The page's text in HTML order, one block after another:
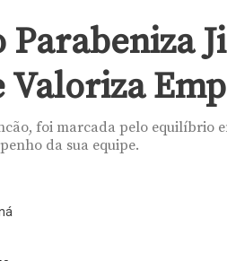
foi marcada pelo equilíbrio
da sua equipe.